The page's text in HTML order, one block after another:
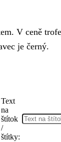
V ceně
je černý.
Text
na
štítok
/
štítky: